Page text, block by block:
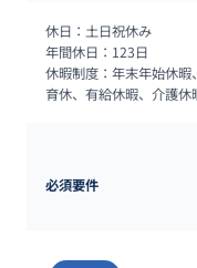
休日：土日祝休み
年間休日：123日
休暇制度：年末年始休暇
育休、有給休暇、介護休
必須要件